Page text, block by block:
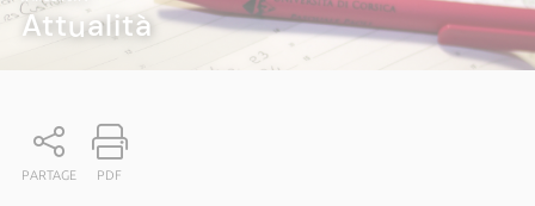
Attualità
PARTAGE PDF